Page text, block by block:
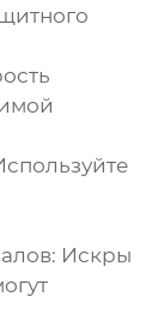
: Искры